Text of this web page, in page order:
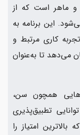
و ماهر است که از
این برنامه به
کاری مرتبط و
می‌دهد تا به‌عنوان
همچون سن،
تطبیق‌پذیری
امتیاز را